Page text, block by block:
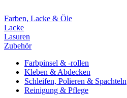
Farben, Lacke & Öle
Lacke
Lasuren
Zubehör
Farbpinsel & -rollen
Kleben & Abdecken
Schleifen, Polieren & Spachteln
Reinigung & Pflege